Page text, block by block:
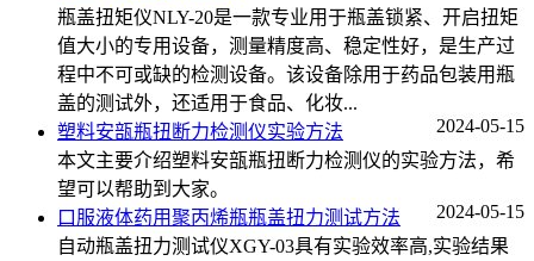
瓶盖扭矩仪NLY-20是一款专业用于瓶盖锁紧、开启扭矩
值大小的专用设备，测量精度高、稳定性好，是生产过
程中不可或缺的检测设备。该设备除用于药品包装用瓶
盖的测试外，还适用于食品、化妆...
塑料安瓿瓶扭断力检测仪实验方法
2024-05-15
本文主要介绍塑料安瓿瓶扭断力检测仪的实验方法，希
望可以帮助到大家。
口服液体药用聚丙烯瓶瓶盖扭力测试方法
2024-05-15
自动瓶盖扭力测试仪XGY-03具有实验效率高,实验结果